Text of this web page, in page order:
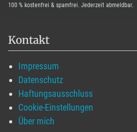
100 % kostenfrei & spamfrei. Jederzeit abmeldbar.
Kontakt
Impressum
Datenschutz
Haftungsausschluss
Cookie-Einstellungen
Über mich